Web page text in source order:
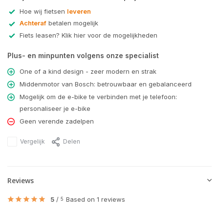
Hoe wij fietsen leveren
Achteraf betalen mogelijk
Fiets leasen? Klik hier voor de mogelijkheden
Plus- en minpunten volgens onze specialist
One of a kind design - zeer modern en strak
Middenmotor van Bosch: betrouwbaar en gebalanceerd
Mogelijk om de e-bike te verbinden met je telefoon:
personaliseer je e-bike
Geen verende zadelpen
Vergelijk Delen
Reviews
5 / 5 Based on 1 reviews